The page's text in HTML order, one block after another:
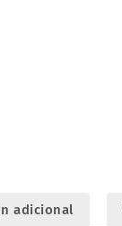
adicional